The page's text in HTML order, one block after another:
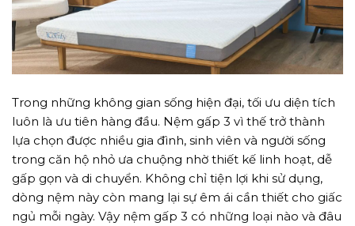
Trong những không gian sống hiện đại, tối ưu diện tích
luôn là ưu tiên hàng đầu. Nệm gấp 3 vì thế trở thành
lựa chọn được nhiều gia đình, sinh viên và người sống
trong căn hộ nhỏ ưa chuộng nhờ thiết kế linh hoạt, dễ
gấp gọn và di chuyển. Không chỉ tiện lợi khi sử dụng,
dòng nệm này còn mang lại sự êm ái cần thiết cho giấc
ngủ mỗi ngày. Vậy nệm gấp 3 có những loại nào và đâu